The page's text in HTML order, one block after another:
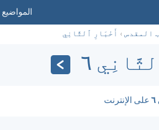
المواضيع
المقدس › أَخْبَارِ ٱلثَّانِي
٦
على الإنترنت